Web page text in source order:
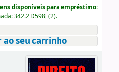
disponíveis para empréstimo:
342.2 D598] (2).
ao seu carrinho